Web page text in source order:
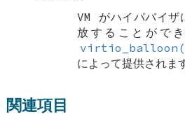
VM がハイパバイザ
放することがで
によって提供されま
関連項目